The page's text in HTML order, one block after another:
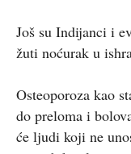
Još su Indijanci i
žuti noćurak u
Osteoporoza kao
do preloma i
će ljudi koji ne